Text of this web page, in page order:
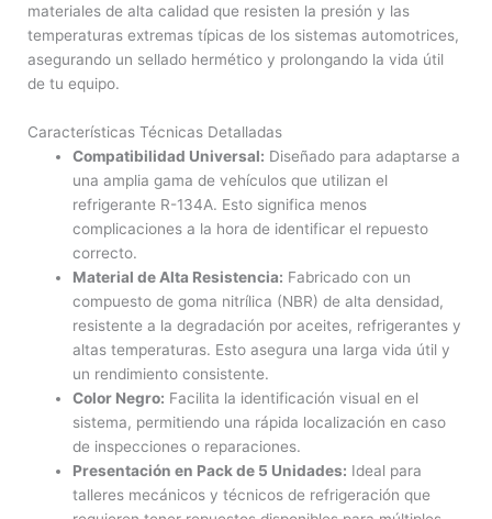
materiales de alta calidad que resisten la presión y las
temperaturas extremas típicas de los sistemas automotrices,
asegurando un sellado hermético y prolongando la vida útil
de tu equipo.
Características Técnicas Detalladas
Compatibilidad Universal: Diseñado para adaptarse a
una amplia gama de vehículos que utilizan el
refrigerante R-134A. Esto significa menos
complicaciones a la hora de identificar el repuesto
correcto.
Material de Alta Resistencia: Fabricado con un
compuesto de goma nitrílica (NBR) de alta densidad,
resistente a la degradación por aceites, refrigerantes y
altas temperaturas. Esto asegura una larga vida útil y
un rendimiento consistente.
Color Negro: Facilita la identificación visual en el
sistema, permitiendo una rápida localización en caso
de inspecciones o reparaciones.
Presentación en Pack de 5 Unidades: Ideal para
talleres mecánicos y técnicos de refrigeración que